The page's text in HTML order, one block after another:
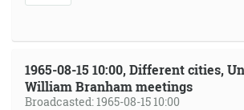
1965-08-15 10:00, Different cities,
William Branham meetings
Broadcasted: 1965-08-15 10:00